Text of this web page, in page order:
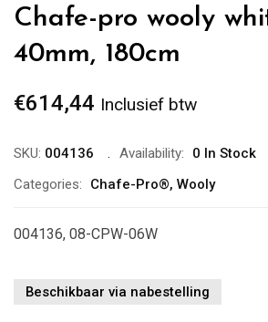
Chafe-pro wooly
40mm, 180cm
€614,44 Inclusief btw
SKU: 004136 Availability:
0 In Stock
Categories:
Chafe-Pro®, Wooly
004136, 08-CPW-06W
Beschikbaar via nabestelling